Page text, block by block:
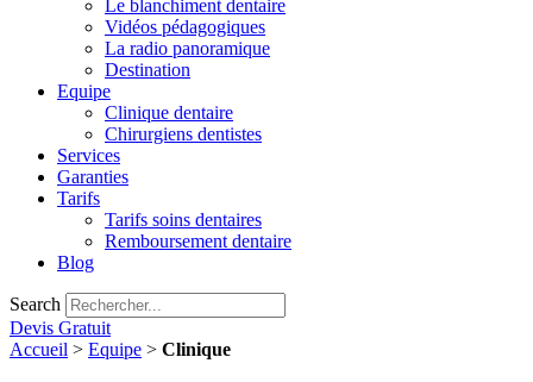
Le blanchiment dentaire
Vidéos pédagogiques
La radio panoramique
Destination
Equipe
Clinique dentaire
Chirurgiens dentistes
Services
Garanties
Tarifs
Tarifs soins dentaires
Remboursement dentaire
Blog
Search
Devis Gratuit
Accueil > Equipe > Clinique